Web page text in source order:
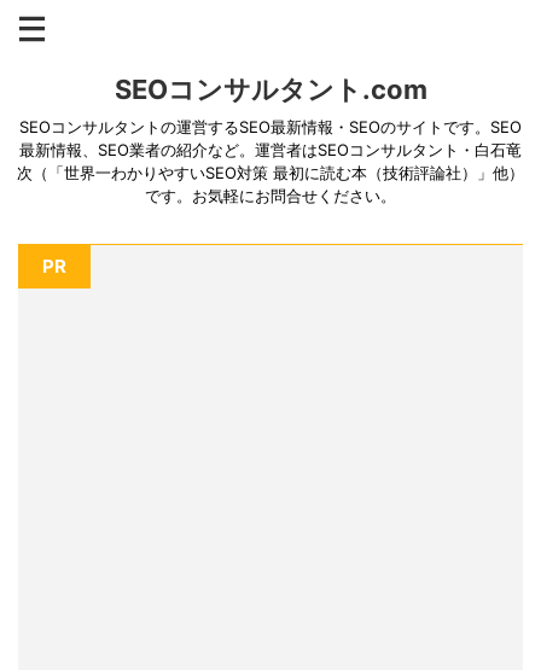
SEOコンサルタント.com
SEOコンサルタントの運営するSEO最新情報・SEOのサイトです。SEO
最新情報、SEO業者の紹介など。運営者はSEOコンサルタント・白石竜
次（「世界一わかりやすいSEO対策 最初に読む本（技術評論社）」他）
です。お気軽にお問合せください。
PR